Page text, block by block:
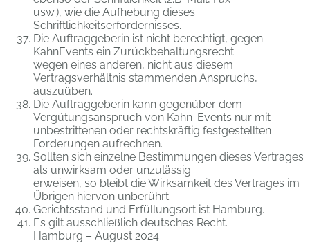
usw.), wie die Aufhebung dieses
Schriftlichkeitserfordernisses.
Die Auftraggeberin ist nicht berechtigt, gegen
KahnEvents ein Zurückbehaltungsrecht
wegen eines anderen, nicht aus diesem
Vertragsverhältnis stammenden Anspruchs,
auszuüben.
Die Auftraggeberin kann gegenüber dem
Vergütungsanspruch von Kahn-Events nur mit
unbestrittenen oder rechtskräftig festgestellten
Forderungen aufrechnen.
Sollten sich einzelne Bestimmungen dieses Vertrages
als unwirksam oder unzulässig
erweisen, so bleibt die Wirksamkeit des Vertrages im
Übrigen hiervon unberührt.
Gerichtsstand und Erfüllungsort ist Hamburg.
Es gilt ausschließlich deutsches Recht.
Hamburg – August 2024